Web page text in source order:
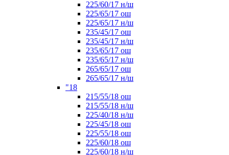
225/60/17 н/ш
225/65/17 ош
225/65/17 н/ш
235/45/17 ош
235/45/17 н/ш
235/65/17 ош
235/65/17 н/ш
265/65/17 ош
265/65/17 н/ш
"18
215/55/18 ош
215/55/18 н/ш
225/40/18 н/ш
225/45/18 ош
225/55/18 ош
225/60/18 ош
225/60/18 н/ш